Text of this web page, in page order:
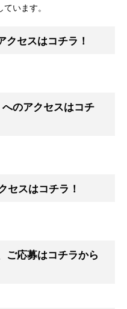
います。
セスはコチラ！
のアクセスはコチ
スはコチラ！
応募はコチラから